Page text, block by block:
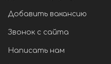
Добавить вакансию
Звонок с сайта
Написать нам